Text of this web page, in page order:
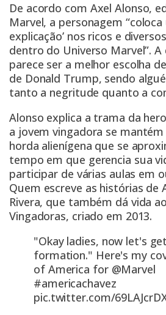
De acordo com Axel Alonso,
Marvel, a personagem
explicação’ nos ricos e
dentro do Universo Marvel”.
parece ser a melhor escolha
de Donald Trump, sendo
tanto a negritude quanto a
Alonso explica a trama da
a jovem vingadora se
horda alienígena que se
tempo em que gerencia sua
participar de várias aulas em
Quem escreve as histórias de
Rivera, que também dá vida
Vingadoras, criado em 2013.
"Okay ladies, now let's
formation." Here's my
of America for @Marvel
#americachavez
pic.twitter.com/